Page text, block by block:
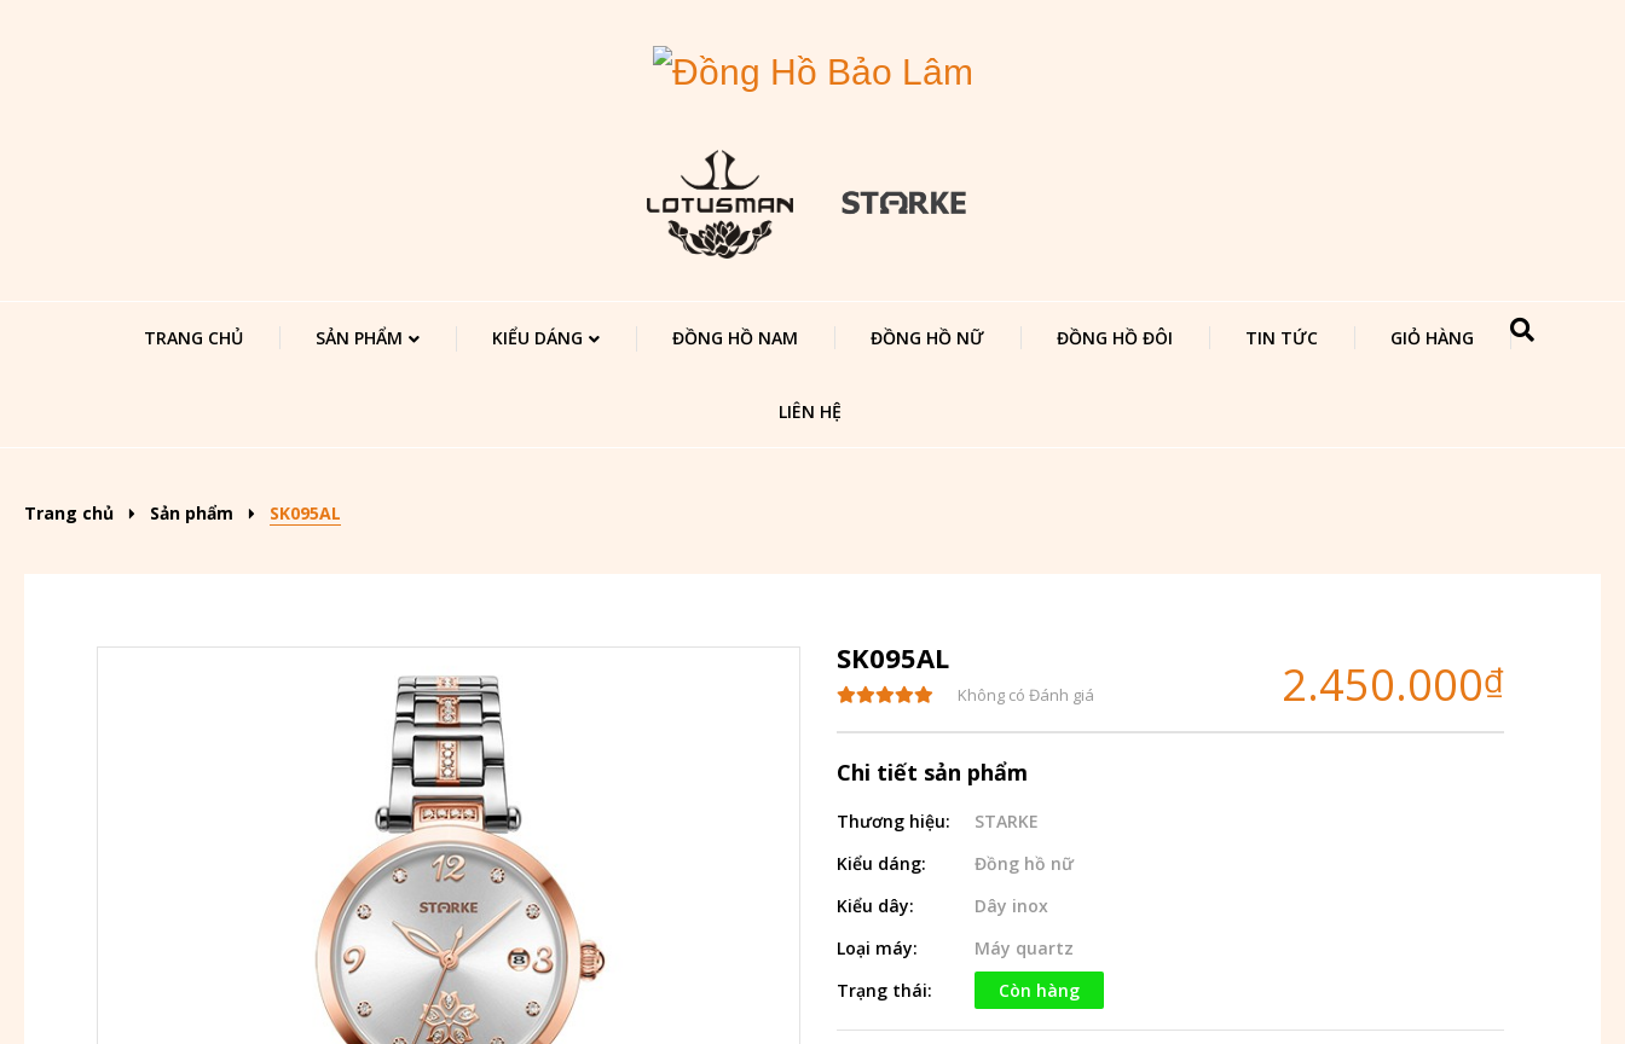
TRANG CHỦ SẢN PHẨM KIỂU DÁNG ĐỒNG HỒ NAM ĐỒNG HỒ NỮ ĐỒNG HỒ ĐÔI TIN TỨC GIỎ HÀNG
LIÊN HỆ
Trang chủ Sản phẩm SK095AL
SK095AL
Không có Đánh giá 2.450.000₫
Chi tiết sản phẩm
Thương hiệu:
STARKE
Kiểu dáng:
Đồng hồ nữ
Kiểu dây:
Dây inox
Loại máy:
Máy quartz
Trạng thái:
Còn hàng